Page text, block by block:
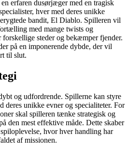
erfaren dusørjæger med en tragisk
hver med deres unikke
bandit, El Diablo. Spilleren vil
med mange twists og
forskellige steder og bekæmper fjender.
på en imponerende dybde, der vil
til slut.
og udfordrende. Spillerne kan styre
deres unikke evner og specialiteter. For
skal spilleren tænke strategisk og
den mest effektive måde. Dette skaber
hvor hver handling har
af missionen.